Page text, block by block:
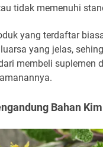
tidak memenuhi
yang terdaftar
yang jelas,
membeli suplemen
Bahan